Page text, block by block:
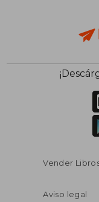
Vender
Aviso legal